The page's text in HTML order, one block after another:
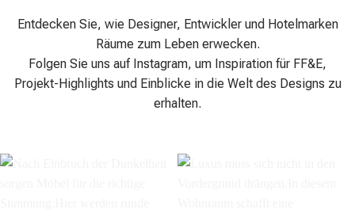
Entdecken Sie, wie Designer, Entwickler und Hotelmarken
Räume zum Leben erwecken.
Folgen Sie uns auf Instagram, um Inspiration für FF&E,
Projekt-Highlights und Einblicke in die Welt des Designs zu
erhalten.